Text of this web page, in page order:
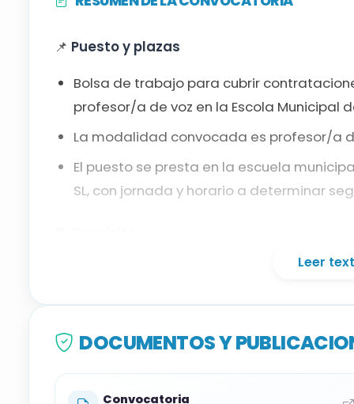
Professor/a de veu, grups vocals i coral
📌 Puesto y plazas
Bolsa de trabajo para cubrir
profesor/a de voz en la Escola Municipal
La modalidad convocada es profesor/a
El puesto se presta en la escuela
SL, con jornada y horario a determinar
Titulación: Título de grado en
Catalán: certificado de suficiencia C1 o
superar la prueba de catalán prevista en
Leer
DOCUMENTOS Y
Convocatoria